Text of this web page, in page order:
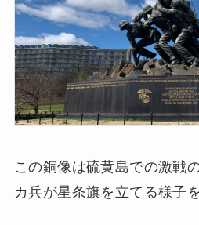
この銅像は硫黄島での激戦
カ兵が星条旗を立てる様子